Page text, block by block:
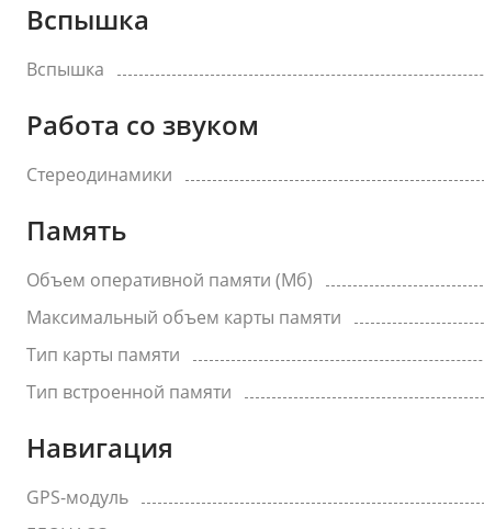
Вспышка
Вспышка
Работа со звуком
Стереодинамики
Память
Объем оперативной памяти (Мб)
Максимальный объем карты памяти
Тип карты памяти
Тип встроенной памяти
Навигация
GPS-модуль